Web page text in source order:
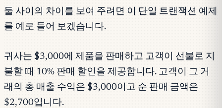
둘 사이의 차이를 보여 주려면 이 단일 트랜잭션 예제
를 예로 들어 보겠습니다.
귀사는 $3,000에 제품을 판매하고 고객이 선불로 지
불할 때 10% 판매 할인을 제공합니다. 고객이 그 거
래의 총 매출 수익은 $3,000이고 순 판매 금액은
$2,700입니다.